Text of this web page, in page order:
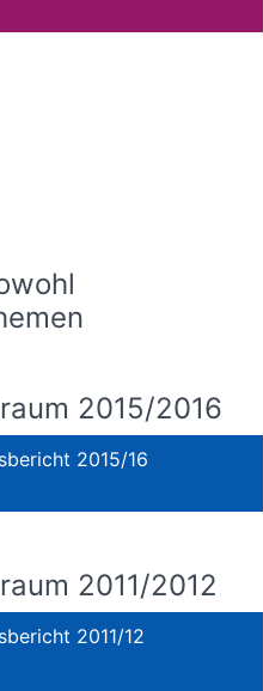
2015/2016
2015/16
2011/2012
2011/12